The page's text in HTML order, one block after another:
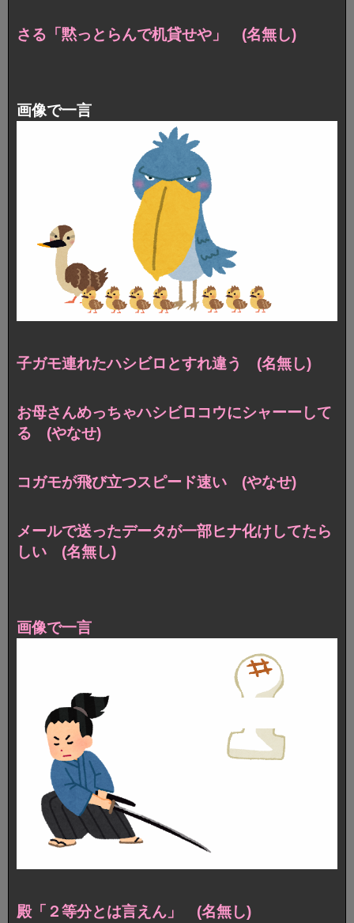
さる「黙っとらんで机貸せや」 (名無し)
画像で一言
子ガモ連れたハシビロとすれ違う (名無し)
お母さんめっちゃハシビロコウにシャーーして
る (やなせ)
コガモが飛び立つスピード速い (やなせ)
メールで送ったデータが一部ヒナ化けしてたら
しい (名無し)
画像で一言
殿「２等分とは言えん」 (名無し)